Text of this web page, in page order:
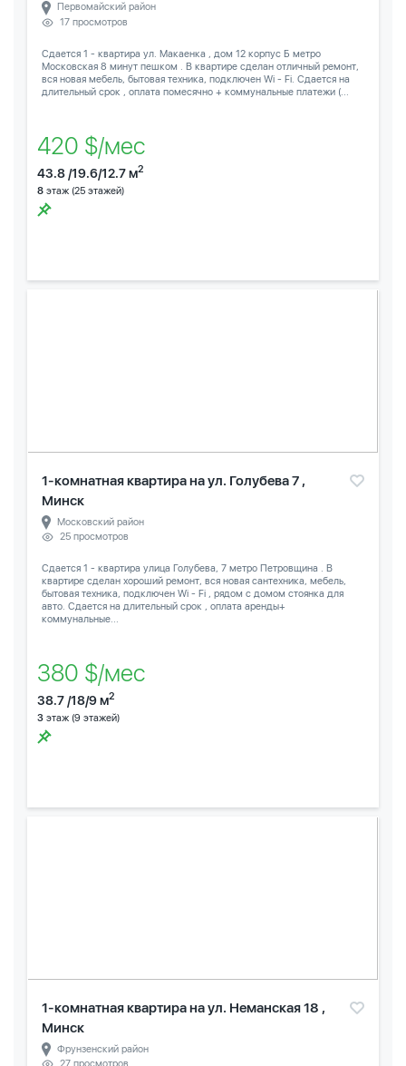
Первомайский район
17 просмотров
Сдается 1 - квартира ул. Макаенка , дом 12 корпус Б метро
Московская 8 минут пешком . В квартире сделан отличный ремонт,
вся новая мебель, бытовая техника, подключен Wi - Fi. Сдается на
длительный срок , оплата помесячно + коммунальные платежи (...
420 $/мес
43.8 /19.6/12.7 м2
8 этаж (25 этажей)
1-комнатная квартира на ул. Голубева 7 ,
Минск
Московский район
25 просмотров
Сдается 1 - квартира улица Голубева, 7 метро Петровщина . В
квартире сделан хороший ремонт, вся новая сантехника, мебель,
бытовая техника, подключен Wi - Fi , рядом с домом стоянка для
авто. Сдается на длительный срок , оплата аренды+
коммунальные...
380 $/мес
38.7 /18/9 м2
3 этаж (9 этажей)
1-комнатная квартира на ул. Неманская 18 ,
Минск
Фрунзенский район
27 просмотров